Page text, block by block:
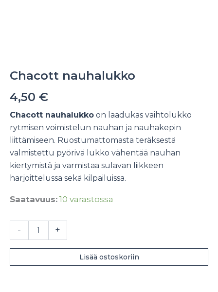
Chacott nauhalukko
4,50 €
Chacott nauhalukko on laadukas vaihtolukko
rytmisen voimistelun nauhan ja nauhakepin
liittämiseen. Ruostumattomasta teräksestä
valmistettu pyörivä lukko vähentää nauhan
kiertymistä ja varmistaa sulavan liikkeen
harjoittelussa sekä kilpailuissa.
Saatavuus: 10 varastossa
-
nauhalukko
+
Lisää ostoskoriin